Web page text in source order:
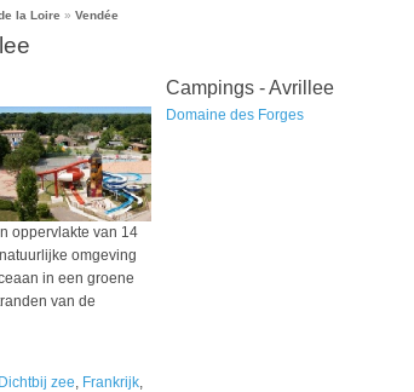
la Loire » Vendée
oppervlakte van 14
omgeving
in een groene
van de
Dichtbij zee, Frankrijk,
Campings - Avrillee
Domaine des Forges